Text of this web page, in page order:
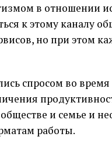
в отношении
к этому каналу
но при этом
спросом во
и семье и
работы.